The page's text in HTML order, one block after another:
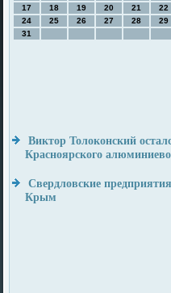
17
18 19 20 21 22
24
25 26 27 28 29
31
Виктор Толоконский
Красноярского
Свердловские
Крым